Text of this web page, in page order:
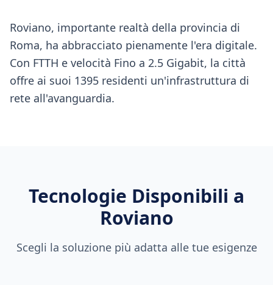
Roviano, importante realtà della provincia di
Roma, ha abbracciato pienamente l'era digitale.
Con FTTH e velocità Fino a 2.5 Gigabit, la città
offre ai suoi 1395 residenti un'infrastruttura di
rete all'avanguardia.
Tecnologie Disponibili a
Roviano
Scegli la soluzione più adatta alle tue esigenze